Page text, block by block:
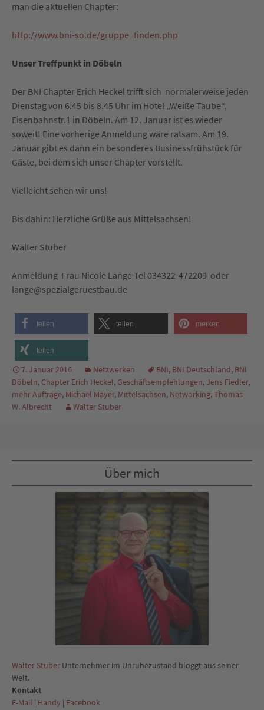
man die aktuellen Chapter:
http://www.bni-so.de/gruppe_finden.php
Unser Treffpunkt in Döbeln
Der BNI Chapter Erich Heckel trifft sich normalerweise jeden
Dienstag von 6.45 bis 8.45 Uhr im Hotel „Weiße Taube“,
Eisenbahnstr.1 in Döbeln. Am 12. Januar ist es wieder
soweit! Eine vorherige Anmeldung wäre ratsam. Am 19.
Januar gibt es dann ein besonderes Businessfrühstück für
Gäste, bei dem sich unser Chapter vorstellt.
Vielleicht sehen wir uns!
Bis dahin: Herzliche Grüße aus Mittelsachsen!
Walter Stuber
Anmeldung Frau Nicole Lange Tel 034322-472209 oder
lange@spezialgeruestbau.de
teilen teilen merken
teilen
7. Januar 2016 Netzwerken BNI, BNI Deutschland, BNI
Döbeln, Chapter Erich Heckel, Geschäftsempfehlungen, Jens Fiedler,
mehr Aufträge, Michael Mayer, Mittelsachsen, Networking,Thomas
W. Albrecht
Walter Stuber
Über mich
Walter Stuber Unternehmer im Unruhezustand bloggt aus seiner
Welt.
Kontakt
E-Mail | Handy | Facebook